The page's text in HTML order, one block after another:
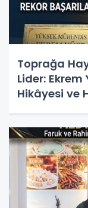
Toprağa
Lider:
Hikâyesi ve